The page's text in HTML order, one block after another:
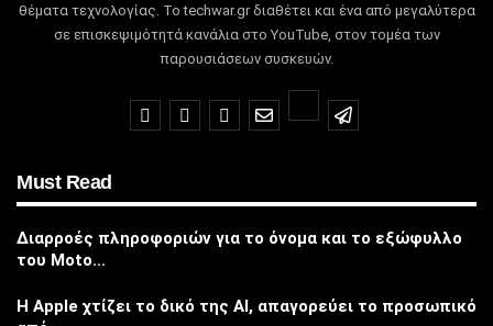
θέματα τεχνολογίας. Το techwar.gr διαθέτει και ένα από μεγαλύτερα
σε επισκεψιμότητά κανάλια στο YouTube, στον τομέα των
παρουσιάσεων συσκευών.
Must Read
Διαρροές πληροφοριών για το όνομα και το εξώφυλλο
του Moto…
Η Apple χτίζει το δικό της AI, απαγορεύει το προσωπικό